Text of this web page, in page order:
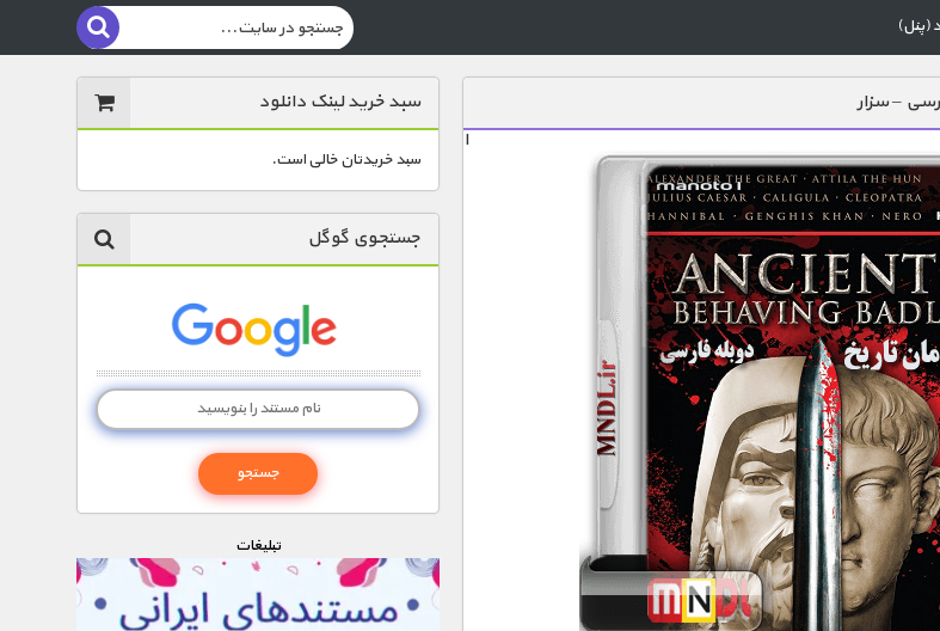
(پنل)
– سزار
ا
سبد خرید لینک دانلود
سبد خریدتان خالی است.
جستجوی گوگل
تبليغات